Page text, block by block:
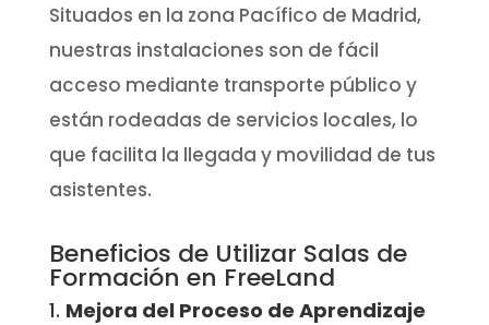
Situados en la zona Pacífico de Madrid,
nuestras instalaciones son de fácil
acceso mediante transporte público y
están rodeadas de servicios locales, lo
que facilita la llegada y movilidad de tus
asistentes.
Beneficios de Utilizar Salas de
Formación en FreeLand
1. Mejora del Proceso de Aprendizaje